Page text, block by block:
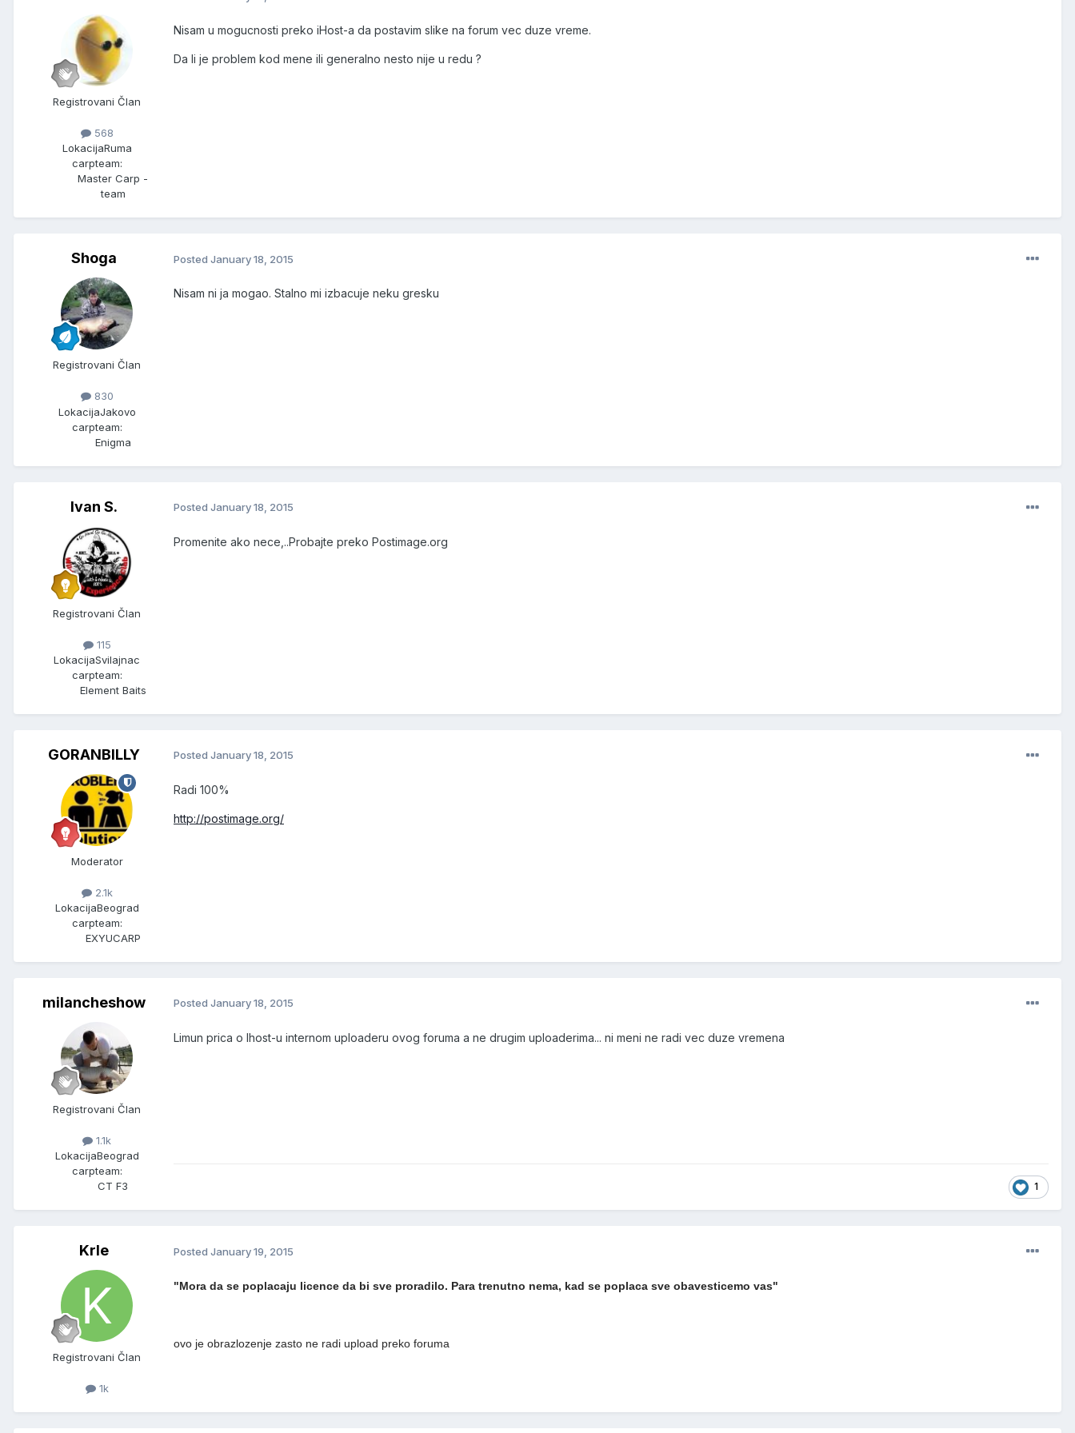
Registrovani Član
568
LokacijaRuma
carpteam:
Master Carp -
team
Nisam u mogucnosti preko iHost-a da postavim slike na forum vec duze vreme.
Da li je problem kod mene ili generalno nesto nije u redu ?
Shoga
Registrovani Član
830
LokacijaJakovo
carpteam:
Enigma
Posted January 18, 2015
Nisam ni ja mogao. Stalno mi izbacuje neku gresku
Ivan S.
Registrovani Član
115
LokacijaSvilajnac
carpteam:
Element Baits
Posted January 18, 2015
Promenite ako nece,..Probajte preko Postimage.org
GORANBILLY
Moderator
2.1k
LokacijaBeograd
carpteam:
EXYUCARP
Posted January 18, 2015
Radi 100%
http://postimage.org/
milancheshow
Registrovani Član
1.1k
LokacijaBeograd
carpteam:
CT F3
Posted January 18, 2015
Limun prica o Ihost-u internom uploaderu ovog foruma a ne drugim uploaderima... ni meni ne radi vec duze vremena
1
Krle
Registrovani Član
1k
Posted January 19, 2015
"Mora da se poplacaju licence da bi sve proradilo. Para trenutno nema, kad se poplaca sve obavesticemo vas"
ovo je obrazlozenje zasto ne radi upload preko foruma